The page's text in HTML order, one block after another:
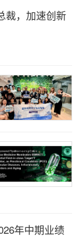
裁，加速创新
年中期业绩